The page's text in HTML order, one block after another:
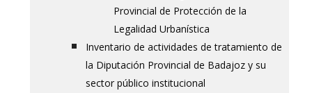
Provincial de Protección de la
Legalidad Urbanística
Inventario de actividades de tratamiento de
la Diputación Provincial de Badajoz y su
sector público institucional